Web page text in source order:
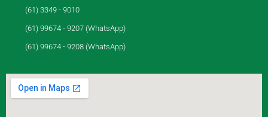
(61) 3349 - 9010
(61) 99674 - 9207 (WhatsApp)
(61) 99674 - 9208 (WhatsApp)